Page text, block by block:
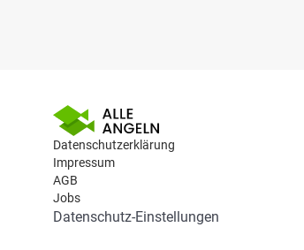
Datenschutzerklärung
Impressum
AGB
Jobs
Datenschutz-Einstellungen